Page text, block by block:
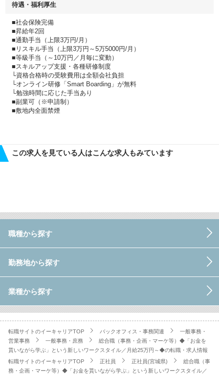
待遇・福利厚生
■社会保険完備
■昇給年2回
■通勤手当（上限3万円/月）
■リスキル手当（上限3万円～5万5000円/月）
■等級手当（～10万円／月毎に変動）
■スキルアップ支援・各種研修制度
└資格合格時の受験費用は全額会社負担
└オンライン研修「Smart Boarding」が無料
└勉強時間に応じた手当あり
■副業可（※申請制）
■敷地内全面禁煙
この求人を見ている人はこんな求人もみています
職種から探す
勤務地から探す
業種から探す
転職サイトのイーキャリアTOP バックオフィス・事務関連
一般事務・
営業事務
一般事務・庶務
総合職（事務・企画・マーケ等）◆「お金を
貰いながら学ぶ」という新しいワークスタイル／月給25万円～◆の転職・求人情報
転職サイトのイーキャリアTOP
正社員 正社員(宮城県)
総合職（事
務・企画・マーケ等）◆「お金を貰いながら学ぶ」という新しいワークスタイル／